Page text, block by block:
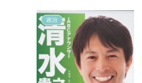
政治